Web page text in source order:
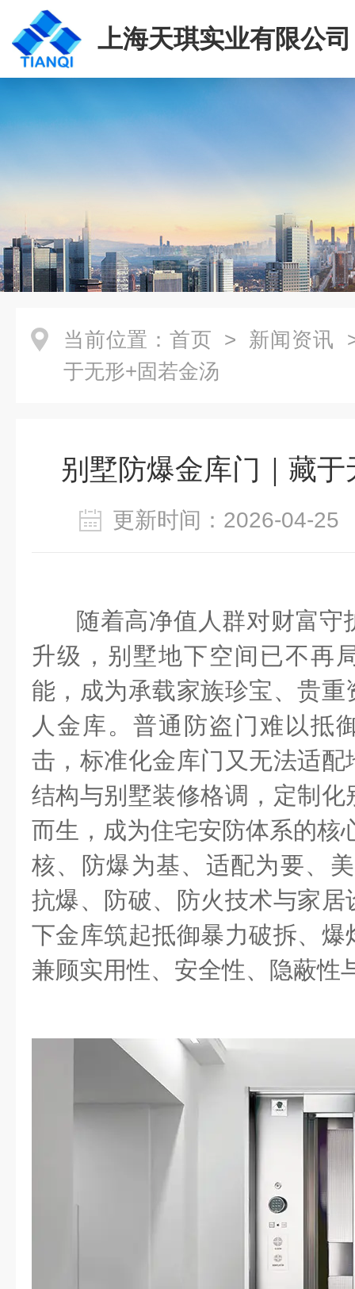
上海天琪实业有限公司
当前位置： 首页 > 新闻资讯
于无形+固若金汤
别墅防爆金库门｜藏
更新时间：2026-04-
随着高净值人群对财富守
升级，别墅地下空间已不再
能，成为承载家族珍宝、贵
人金库。普通防盗门难以抵
击，标准化金库门又无法适
结构与别墅装修格调，定制
而生，成为住宅安防体系的核
核、防爆为基、适配为要、
抗爆、防破、防火技术与家
下金库筑起抵御暴力破拆、
兼顾实用性、安全性、隐蔽性